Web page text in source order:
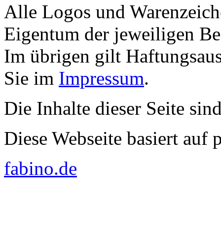
Alle Logos und
Eigentum der jeweiligen
Im übrigen gilt
Sie im Impressum.
Die Inhalte dieser Seite
Diese Webseite basiert auf
fabino.de